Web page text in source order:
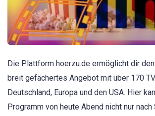
Die Plattform hoerzu.de ermöglicht dir
breit gefächertes Angebot mit über 170
Deutschland, Europa und den USA. Hier
Programm von heute Abend nicht nur nach